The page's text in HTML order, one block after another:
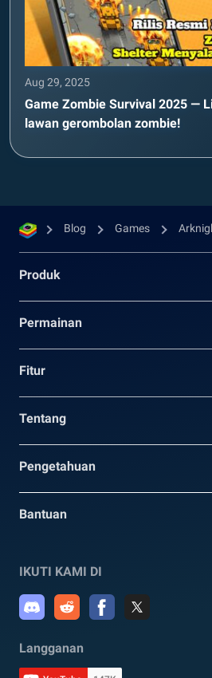
Aug 29, 2025
Game Zombie Survival 2025 —
lawan gerombolan zombie!
Blog Games
Produk
Permainan
Fitur
Tentang
Pengetahuan
Bantuan
IKUTI KAMI DI
Langganan